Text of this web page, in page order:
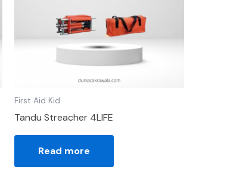
First Aid Kid
Tandu Streacher 4LIFE
Read more